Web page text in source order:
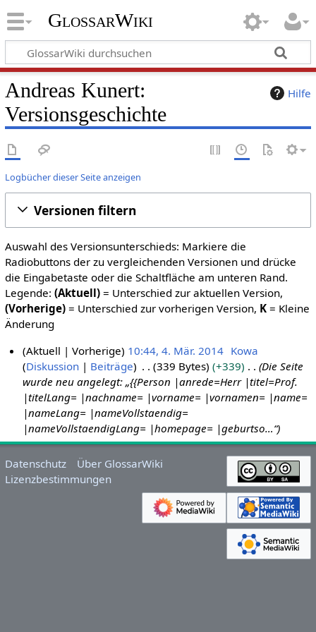
GlossarWiki
Hilfe
Andreas Kunert:
Versionsgeschichte
Logbücher dieser Seite anzeigen
Versionen filtern
Auswahl des Versionsunterschieds: Markiere die
Radiobuttons der zu vergleichenden Versionen und drücke
die Eingabetaste oder die Schaltfläche am unteren Rand.
Legende: (Aktuell)= Unterschied zur aktuellen Version,
(Vorherige)= Unterschied zur vorherigen Version, K= Kleine
Änderung
z
2
0
Aktuell Vorherige 10:44, 4. Mär. 2014 Kowa
Diskussion
Beiträge 339 Bytes +339
Die Seite
wurde neu angelegt: „{{Person |anrede=Herr |titel=Prof.
|titelLang= |nachname= |vorname= |vornamen= |name=
|nameLang= |nameVollstaendig=
|nameVollstaendigLang= |homepage= |geburtso…“
Datenschutz
Über GlossarWiki
Lizenzbestimmungen